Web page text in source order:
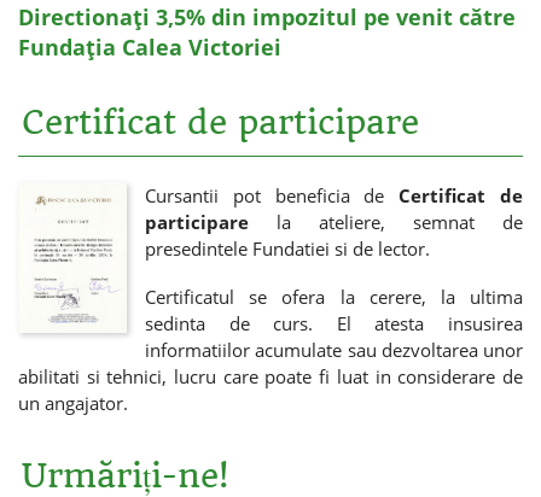
Directionați 3,5% din impozitul pe venit către
Fundația Calea Victoriei
Certificat de participare
Cursantii pot beneficia de Certificat de
participare la ateliere, semnat de
presedintele Fundatiei si de lector.
Certificatul se ofera la cerere, la ultima
sedinta de curs. El atesta insusirea
informatiilor acumulate sau dezvoltarea unor
abilitati si tehnici, lucru care poate fi luat in considerare de
un angajator.
Urmăriți-ne!